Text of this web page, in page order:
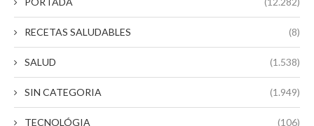
RECETAS SALUDABLES (8)
SALUD (1.538)
SIN CATEGORIA (1.949)
TECNOLÓGIA (106)